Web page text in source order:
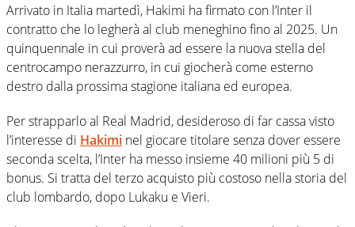
Arrivato in Italia martedì, Hakimi ha firmato con l’Inter il
contratto che lo legherà al club meneghino fino al 2025. Un
quinquennale in cui proverà ad essere la nuova stella del
centrocampo nerazzurro, in cui giocherà come esterno
destro dalla prossima stagione italiana ed europea.
Per strapparlo al Real Madrid, desideroso di far cassa visto
l’interesse di Hakimi nel giocare titolare senza dover essere
seconda scelta, l’Inter ha messo insieme 40 milioni più 5 di
bonus. Si tratta del terzo acquisto più costoso nella storia del
club lombardo, dopo Lukaku e Vieri.